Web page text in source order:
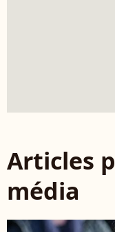
Articles
média